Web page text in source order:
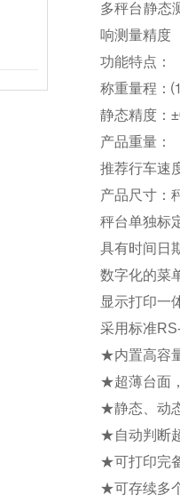
多秤台静态
响测量精度
功能特点：
称重量程
静态精度：
产品重量：
推荐行车速
产品尺寸：
秤台单独标
具有时间日
数字化的菜
显示打印一
采用标准
★内置高容
★超薄台面
★静态、动
★自动判断
★可打印完
★可存续多